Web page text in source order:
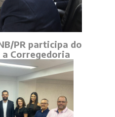
PR participa do
Corregedoria